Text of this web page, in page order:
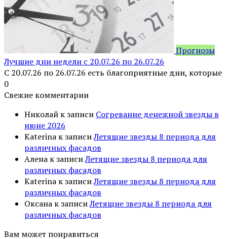
Прогнозы
Лучшие дни недели с 20.07.26 по 26.07.26
С 20.07.26 по 26.07.26 есть благоприятные дни, которые
0
Свежие комментарии
Николай к записи Согревание денежной звезды в
июне 2026
Katerina к записиЛетящие звезды 8 периода для
различных фасадов
Алена к записиЛетящие звезды 8 периода для
различных фасадов
Katerina к записиЛетящие звезды 8 периода для
различных фасадов
Оксана к записиЛетящие звезды 8 периода для
различных фасадов
Вам может понравиться